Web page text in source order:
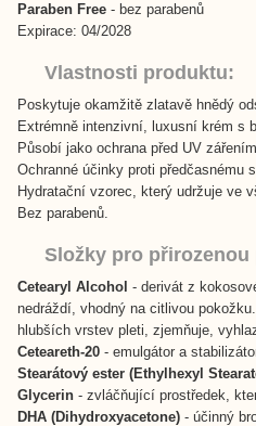
Paraben Free- bez parabenů
Expirace: 04/2028
Vlastnosti produktu:
Poskytuje okamžitě zlatavě hnědý
Extrémně intenzivní, luxusní krém s
Působí jako ochrana před UV
Ochranné účinky proti předčasnému
Hydratační vzorec, který udržuje ve
Bez parabenů.
Složky pro přirozenou
Cetearyl Alcohol - derivát z
nedráždí, vhodný na citlivou
hlubších vrstev pleti, zjemňuje,
Ceteareth-20- emulgátor a
Stearátový ester (Ethylhexyl
Glycerin- zvláčňující prostředek,
DHA (Dihydroxyacetone)- účinný